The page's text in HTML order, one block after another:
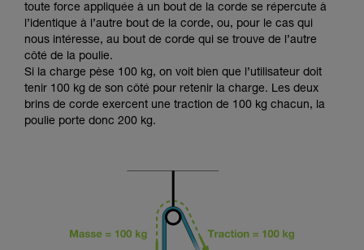
avec un professionnel votre capacité à refaire
la manipulation, seul, en toute sécurité, avant
de la reproduire en autonomie.
Nous donnons des exemples de techniques
liées à votre activité. Il peut en exister d’autres
que nous ne décrivons pas ici.
toute force appliquée à un bout de la corde se répercute à
l’identique à l’autre bout de la corde, ou, pour le cas qui
nous intéresse, au bout de corde qui se trouve de l’autre
côté de la poulie.
Si la charge pèse 100 kg, on voit bien que l’utilisateur doit
tenir 100 kg de son côté pour retenir la charge. Les deux
brins de corde exercent une traction de 100 kg chacun, la
poulie porte donc 200 kg.